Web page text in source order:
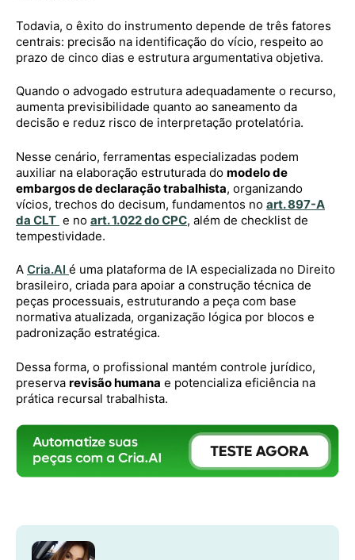
Todavia, o êxito do instrumento depende de três fatores
centrais: precisão na identificação do vício, respeito ao
prazo de cinco dias e estrutura argumentativa objetiva.
Quando o advogado estrutura adequadamente o recurso,
aumenta previsibilidade quanto ao saneamento da
decisão e reduz risco de interpretação protelatória.
Nesse cenário, ferramentas especializadas podem
auxiliar na elaboração estruturada do modelo de
embargos de declaração trabalhista, organizando
vícios, trechos do decisum, fundamentos no art. 897-A
da CLT e no art. 1.022 do CPC, além de checklist de
tempestividade.
A Cria.AI é uma plataforma de IA especializada no Direito
brasileiro, criada para apoiar a construção técnica de
peças processuais, estruturando a peça com base
normativa atualizada, organização lógica por blocos e
padronização estratégica.
Dessa forma, o profissional mantém controle jurídico,
preserva revisão humana e potencializa eficiência na
prática recursal trabalhista.